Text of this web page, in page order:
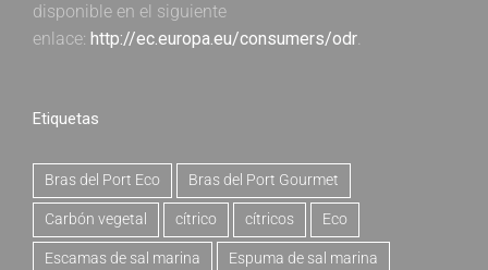
disponible en el siguiente
enlace: http://ec.europa.eu/consumers/odr.
Etiquetas
Bras del Port Eco Bras del Port Gourmet
Carbón vegetal cítrico cítricos Eco
Escamas de sal marina Espuma de sal marina